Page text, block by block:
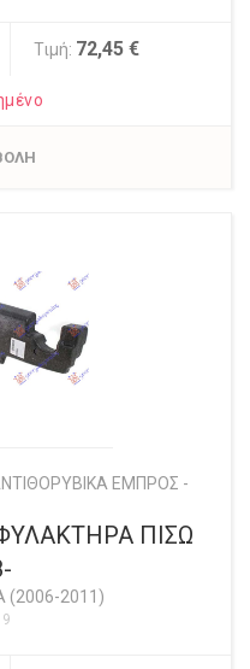
Τιμή: 72,45 €
ΕΜΠΡΟΣ -
ΠΙΣΩ
(2006-2011)